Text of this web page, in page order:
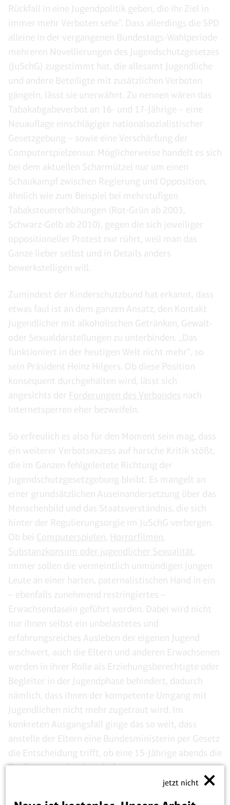
Rückfall in eine Jugendpolitik geben, die ihr Ziel in
immer mehr Verboten sehe“. Dass allerdings die SPD
alleine in der vergangenen Bundestags-Wahlperiode
mehreren Novellierungen des Jugendschutzgesetzes
(JuSchG) zugestimmt hat, die allesamt Jugendliche
und andere Beteiligte mit zusätzlichen Verboten
gängeln, lässt sie unerwähnt. Zu nennen wären das
Tabakabgabeverbot an 16- und 17-Jährige – eine
Neuauflage einschlägiger nationalsozialistischer
Gesetzgebung – sowie eine Verschärfung der
Computerspielzensur. Möglicherweise handelt es sich
bei dem aktuellen Scharmützel nur um einen
Schaukampf zwischen Regierung und Opposition,
ähnlich wie zum Beispiel bei mehrstufigen
Tabaksteuererhöhungen (Rot-Grün ab 2003,
Schwarz-Gelb ab 2010), gegen die sich jeweiliger
oppositioneller Protest nur rührt, weil man das
Ganze lieber selbst und in Details anders
bewerkstelligen will.
Zumindest der Kinderschutzbund hat erkannt, dass
etwas faul ist an dem ganzen Ansatz, den Kontakt
Jugendlicher mit alkoholischen Getränken, Gewalt-
oder Sexualdarstellungen zu unterbinden. „Das
funktioniert in der heutigen Welt nicht mehr“, so
sein Präsident Heinz Hilgers. Ob diese Position
konsequent durchgehalten wird, lässt sich
angesichts der Forderungen des Verbandes nach
Internetsperren eher bezweifeln.
So erfreulich es also für den Moment sein mag, dass
ein weiterer Verbotsexzess auf harsche Kritik stößt,
die im Ganzen fehlgeleitete Richtung der
Jugendschutzgesetzgebung bleibt. Es mangelt an
einer grundsätzlichen Auseinandersetzung über das
Menschenbild und das Staatsverständnis, die sich
hinter der Regulierungsorgie im JuSchG verbergen.
Ob bei Computerspielen, Horrorfilmen,
Substanzkonsum oder jugendlicher Sexualität ,
immer sollen die vermeintlich unmündigen jungen
Leute an einer harten, paternalistischen Hand in ein
– ebenfalls zunehmend restringiertes –
Erwachsendasein geführt werden. Dabei wird nicht
nur ihnen selbst ein unbelastetes und
erfahrungsreiches Ausleben der eigenen Jugend
erschwert, auch die Eltern und anderen Erwachsenen
werden in ihrer Rolle als Erziehungsberechtigte oder
Begleiter in der Jugendphase behindert, dadurch
nämlich, dass ihnen der kompetente Umgang mit
Jugendlichen nicht mehr zugetraut wird. Im
konkreten Ausgangsfall ginge das so weit, dass
anstelle der Eltern eine Bundesministerin per Gesetz
die Entscheidung trifft, ob eine 15-Jährige abends die
Dorfkirmes aufsuchen darf.
jetzt nicht